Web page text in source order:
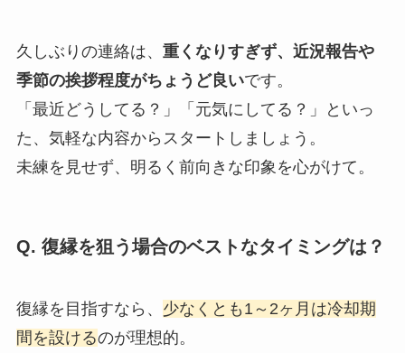
久しぶりの連絡は、 重くなりすぎず、近況報告や
季節の挨拶程度がちょうど良いです。
「最近どうしてる？」「元気にしてる？」といっ
た、気軽な内容からスタートしましょう。
未練を見せず、明るく前向きな印象を心がけて。
Q. 復縁を狙う場合のベストなタイミングは？
復縁を目指すなら、 少なくとも1～2ヶ月は冷却期
間を設けるのが理想的。